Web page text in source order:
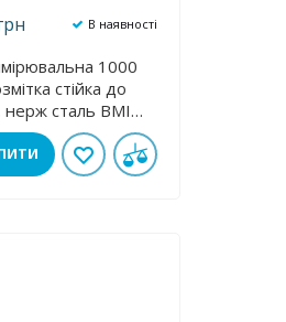
В наявності
1000
стійка до
нерж сталь BMI